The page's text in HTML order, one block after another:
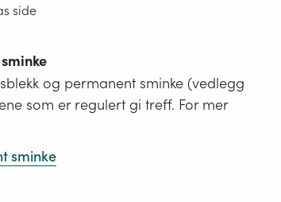
side
og permanent sminke (vedlegg
som er regulert gi treff. For mer
sminke